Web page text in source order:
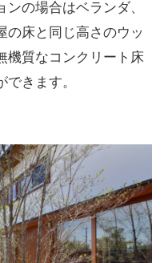
の場合はベランダ、
の床と同じ高さのウッ
機質なコンクリート床
きます。